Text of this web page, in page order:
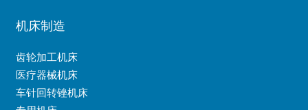
机床制造
齿轮加工机床
医疗器械机床
车针回转锉机床